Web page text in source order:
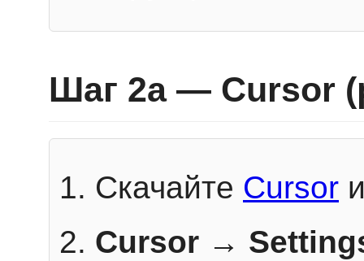
Шаг 2a — Cursor
Скачайте Cursor
Cursor →